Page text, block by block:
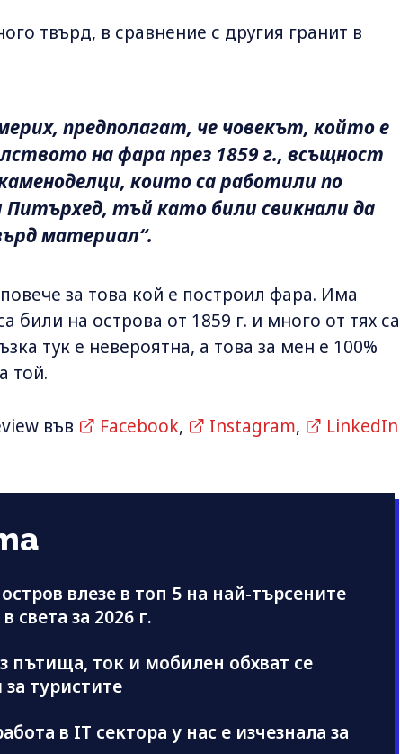
твърд, в сравнение с другия гранит в
предполагат, че човекът, който е
на фара през 1859 г., всъщност
които са работили по
тъй като били свикнали да
материал“.
за това кой е построил фара. Има
били на острова от 1859 г. и много от тях са
тук е невероятна, а това за мен е 100%
той.
във Facebook, Instagram,
LinkedIn
влезе в топ 5 на най-търсените
света за 2026 г.
пътища, ток и мобилен обхват се
туристите
в IT сектора у нас е изчезнала за